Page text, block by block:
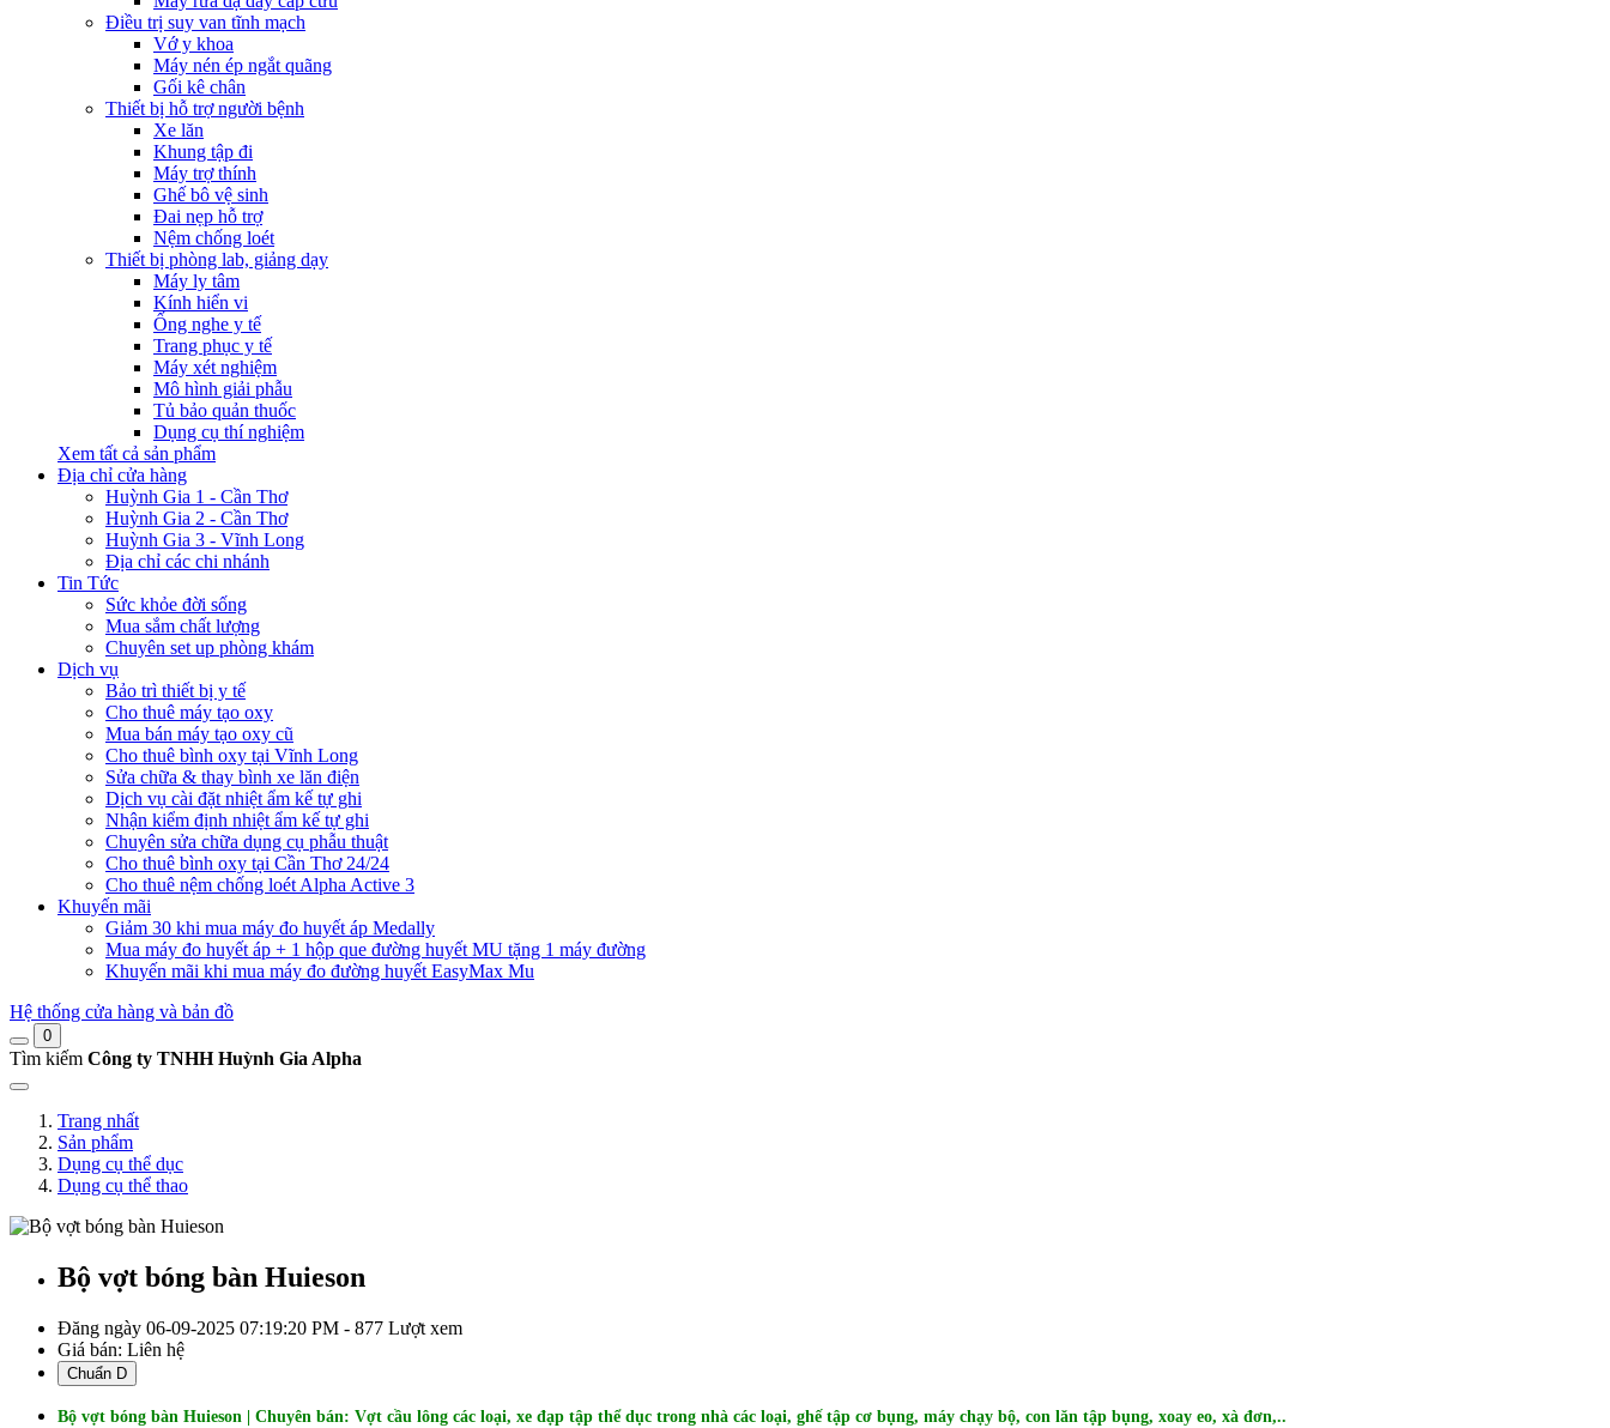
Điều trị suy van tĩnh mạch
Vớ y khoa
Máy nén ép ngắt quãng
Gối kê chân
Thiết bị hỗ trợ người bệnh
Xe lăn
Khung tập đi
Máy trợ thính
Ghế bô vệ sinh
Đai nẹp hỗ trợ
Nệm chống loét
Thiết bị phòng lab, giảng dạy
Máy ly tâm
Kính hiển vi
Ống nghe y tế
Trang phục y tế
Máy xét nghiệm
Mô hình giải phẫu
Tủ bảo quản thuốc
Dụng cụ thí nghiệm
Xem tất cả sản phẩm
Địa chỉ cửa hàng
Huỳnh Gia 1 - Cần Thơ
Huỳnh Gia 2 - Cần Thơ
Huỳnh Gia 3 - Vĩnh Long
Địa chỉ các chi nhánh
Tin Tức
Sức khỏe đời sống
Mua sắm chất lượng
Chuyên set up phòng khám
Dịch vụ
Bảo trì thiết bị y tế
Cho thuê máy tạo oxy
Mua bán máy tạo oxy cũ
Cho thuê bình oxy tại Vĩnh Long
Sửa chữa & thay bình xe lăn điện
Dịch vụ cài đặt nhiệt ẩm kế tự ghi
Nhận kiểm định nhiệt ẩm kế tự ghi
Chuyên sửa chữa dụng cụ phẫu thuật
Cho thuê bình oxy tại Cần Thơ 24/24
Cho thuê nệm chống loét Alpha Active 3
Khuyến mãi
Giảm 30 khi mua máy đo huyết áp Medally
Mua máy đo huyết áp + 1 hộp que đường huyết MU tặng 1 máy đường
Khuyến mãi khi mua máy đo đường huyết EasyMax Mu
Hệ thống cửa hàng và bản đồ
0
Tìm kiếm Công ty TNHH Huỳnh Gia Alpha
Trang nhất
Sản phẩm
Dụng cụ thể dục
Dụng cụ thể thao
Bộ vợt bóng bàn Huieson
Đăng ngày 06-09-2025 07:19:20 PM - 877 Lượt xem
Giá bán: Liên hệ
Chuẩn D
Bộ vợt bóng bàn Huieson | Chuyên bán: Vợt cầu lông các loại, xe đạp tập thể dục trong nhà các loại, ghế tập cơ bụng, máy chạy bộ, con lăn tập bụng, xoay eo, xà đơn,..